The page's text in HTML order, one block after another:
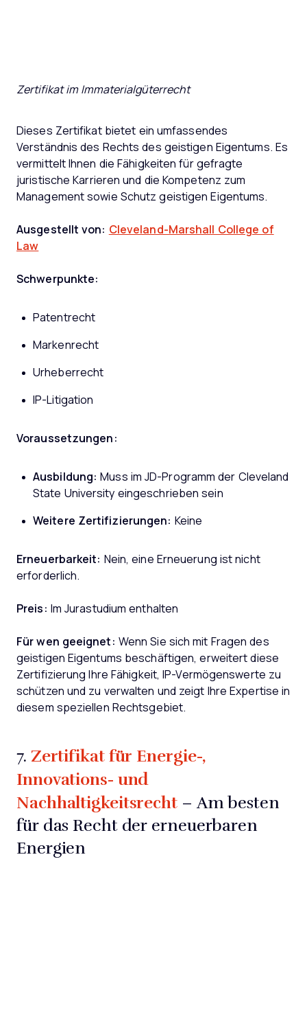
Zertifikat im Immaterialgüterrecht
Dieses Zertifikat bietet ein umfassendes
Verständnis des Rechts des geistigen Eigentums. Es
vermittelt Ihnen die Fähigkeiten für gefragte
juristische Karrieren und die Kompetenz zum
Management sowie Schutz geistigen Eigentums.
Ausgestellt von: Cleveland-Marshall College of
Law
Schwerpunkte:
Patentrecht
Markenrecht
Urheberrecht
IP-Litigation
Voraussetzungen:
Ausbildung: Muss im JD-Programm der Cleveland
State University eingeschrieben sein
Weitere Zertifizierungen: Keine
Erneuerbarkeit: Nein, eine Erneuerung ist nicht
erforderlich.
Preis: Im Jurastudium enthalten
Für wen geeignet: Wenn Sie sich mit Fragen des
geistigen Eigentums beschäftigen, erweitert diese
Zertifizierung Ihre Fähigkeit, IP-Vermögenswerte zu
schützen und zu verwalten und zeigt Ihre Expertise in
diesem speziellen Rechtsgebiet.
7. Zertifikat für Energie-,
Innovations- und
Nachhaltigkeitsrecht – Am besten
für das Recht der erneuerbaren
Energien